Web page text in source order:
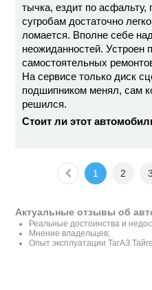
тычка, ездит по асфальту,
сугробам достаточно
ломается. Вполне себе
неожиданностей. Устроен
самостоятельных
На сервисе только диск
подшипником менял, сам
решился.
Стоит ли этот
1 2 3
Актуальные отзывы об
Реальные достоинства и
Мнение владельцев;
Опыт эксплуатации ТагАЗ